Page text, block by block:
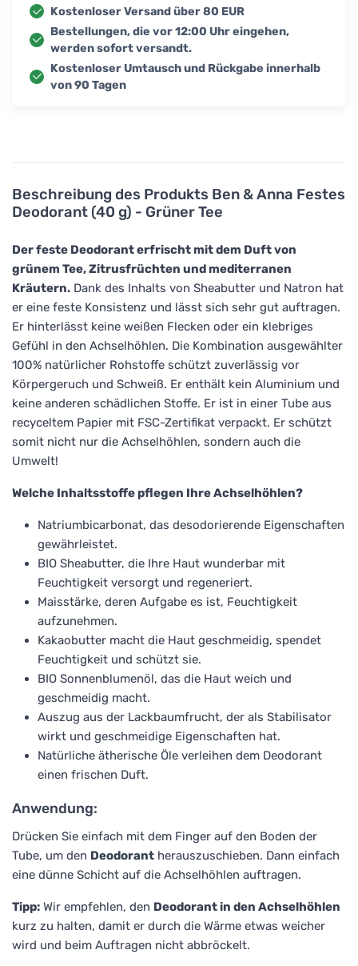
Beschreibung des Produkts Ben & Anna Festes
Deodorant (40 g) - Grüner Tee
Der feste Deodorant erfrischt mit dem Duft von
grünem Tee, Zitrusfrüchten und mediterranen
Kräutern. Dank des Inhalts von Sheabutter und Natron hat
er eine feste Konsistenz und lässt sich sehr gut auftragen.
Er hinterlässt keine weißen Flecken oder ein klebriges
Gefühl in den Achselhöhlen. Die Kombination ausgewählter
100% natürlicher Rohstoffe schützt zuverlässig vor
Körpergeruch und Schweiß. Er enthält kein Aluminium und
keine anderen schädlichen Stoffe. Er ist in einer Tube aus
recyceltem Papier mit FSC-Zertifikat verpackt. Er schützt
somit nicht nur die Achselhöhlen, sondern auch die
Umwelt!
Welche Inhaltsstoffe pflegen Ihre Achselhöhlen?
Natriumbicarbonat, das desodorierende Eigenschaften
gewährleistet.
BIO Sheabutter, die Ihre Haut wunderbar mit
Feuchtigkeit versorgt und regeneriert.
Maisstärke, deren Aufgabe es ist, Feuchtigkeit
aufzunehmen.
Kakaobutter macht die Haut geschmeidig, spendet
Feuchtigkeit und schützt sie.
BIO Sonnenblumenöl, das die Haut weich und
geschmeidig macht.
Auszug aus der Lackbaumfrucht, der als Stabilisator
wirkt und geschmeidige Eigenschaften hat.
Natürliche ätherische Öle verleihen dem Deodorant
einen frischen Duft.
Anwendung:
Drücken Sie einfach mit dem Finger auf den Boden der
Tube, um den Deodorant herauszuschieben. Dann einfach
eine dünne Schicht auf die Achselhöhlen auftragen.
Tipp: Wir empfehlen, den Deodorant in den Achselhöhlen
kurz zu halten, damit er durch die Wärme etwas weicher
wird und beim Auftragen nicht abbröckelt.
Kostenloser Versand über 80 EUR
Bestellungen, die vor 12:00 Uhr eingehen,
werden sofort versandt.
Kostenloser Umtausch und Rückgabe innerhalb
von 90 Tagen